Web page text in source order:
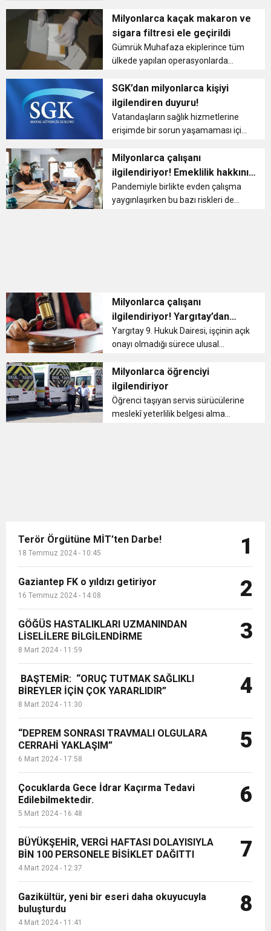
buluşturdu
11:36 Hareketsiz yaşam diyabete neden oluyor
11:32 Dr. Öcük, karın germe estetiği ile ilgili bilgi verdi
10:45 Terör Örgütüne MİT’ten Darbe!
merak edilen sorular cevap buldu....
Milyonlarca kaçak makaron ve
sigara filtresi ele geçirildi
Gümrük Muhafaza ekiplerince tüm
ülkede yapılan operasyonlarda
tütün ve makaron (filtreli sigara
kağıdı) ele geçirdi. Bugün Edirne
Hamzabeyli Sınır Kapısı'nda bir tır...
SGK’dan milyonlarca kişiyi
ilgilendiren duyuru!
Vatandaşların sağlık hizmetlerine
erişimde bir sorun yaşamaması için
üzerinden adres bilgilerinin kontrol
edilip güncellenmesi gerektiğini
belirtti....
Milyonlarca çalışanı
ilgilendiriyor! Emeklilik hakkınız
tehlikede olabilir
Pandemiyle birlikte evden çalışma
yaygınlaşırken bu bazı riskleri de
Milyonlarca çalışanı
ilgilendiriyor! Yargıtay’dan
emsal izin kararı
Yargıtay 9. Hukuk Dairesi, işçinin açık
onayı olmadığı sürece ulusal
çalışmanın diğer herhangi bir günde
çalışmamak suretiyle telafisinin
mümkün olmadığına hükmetti....
Milyonlarca öğrenciyi
ilgilendiriyor
Öğrenci taşıyan servis sürücülerine
meslekî yeterlilik belgesi alma
Terör Örgütüne MİT’ten Darbe!
18 Temmuz 2024 - 10:45 1
Gaziantep FK o yıldızı getiriyor
16 Temmuz 2024 - 14:08 2
GÖĞÜS HASTALIKLARI UZMANINDAN
LİSELİLERE BİLGİLENDİRME
8 Mart 2024 - 11:59
3
BAŞTEMİR: “ORUÇ TUTMAK SAĞLIKLI
BİREYLER İÇİN ÇOK YARARLIDIR”
8 Mart 2024 - 11:30
4
“DEPREM SONRASI TRAVMALI OLGULARA
CERRAHİ YAKLAŞIM”
6 Mart 2024 - 17:58
5
Çocuklarda Gece İdrar Kaçırma Tedavi
Edilebilmektedir.
5 Mart 2024 - 16:48
6
BÜYÜKŞEHİR, VERGİ HAFTASI DOLAYISIYLA
BİN 100 PERSONELE BİSİKLET DAĞITTI
4 Mart 2024 - 12:37
7
Gazikültür, yeni bir eseri daha okuyucuyla
buluşturdu
4 Mart 2024 - 11:41
8